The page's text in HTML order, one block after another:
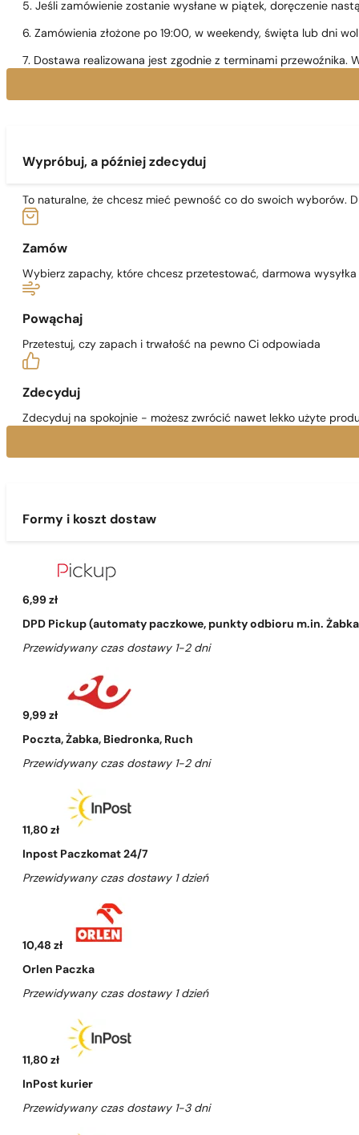
5. Jeśli zamówienie zostanie wysłane w piątek, doręczenie
6. Zamówienia złożone po 19:00, w weekendy, święta lub dni
7. Dostawa realizowana jest zgodnie z terminami przewoźnika.
Wypróbuj, a później zdecyduj
To naturalne, że chcesz mieć pewność co do swoich wyborów.
Zamów
Wybierz zapachy, które chcesz przetestować, darmowa wysyłka
Powąchaj
Przetestuj, czy zapach i trwałość na pewno Ci odpowiada
Zdecyduj
Zdecyduj na spokojnie - możesz zwrócić nawet lekko użyte
Formy i koszt dostaw
6,99 zł
DPD Pickup (automaty paczkowe, punkty odbioru m.in.
Przewidywany czas dostawy 1-2 dni
9,99 zł
Poczta, Żabka, Biedronka, Ruch
Przewidywany czas dostawy 1-2 dni
11,80 zł
Inpost Paczkomat 24/7
Przewidywany czas dostawy 1 dzień
10,48 zł
Orlen Paczka
Przewidywany czas dostawy 1 dzień
11,80 zł
InPost kurier
Przewidywany czas dostawy 1-3 dni